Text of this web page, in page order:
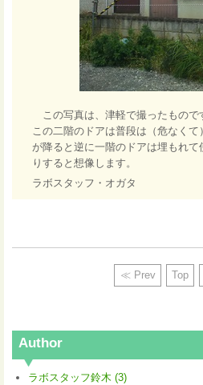
この写真は、津軽で撮ったもので
この二階のドアは普段は（危なく
が降ると逆に一階のドアは埋もれて
りすると想像します。
ラボスタッフ・オガタ
≪ Prev Top
Author
ラボスタッフ鈴木 (3)